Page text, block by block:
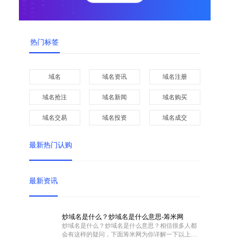
热门标签
域名 域名资讯 域名注册
域名抢注 域名新闻 域名购买
域名交易 域名投资 域名成交
最新热门认购
最新资讯
炒域名是什么？炒域名是什么意思-筹米网
炒域名是什么？炒域名是什么意思？相信很多人都
会有这样的疑问，下面筹米网为你详解一下以上问